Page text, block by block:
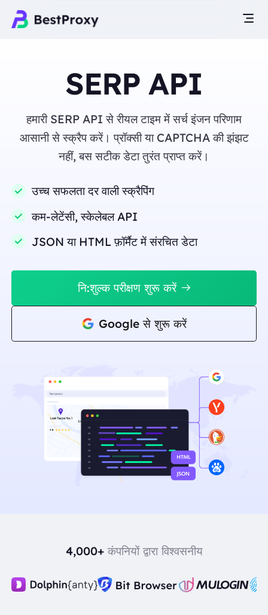
SERP API
हमारी SERP API से रीयल टाइम में सर्च इंजन परिणाम
आसानी से स्क्रैप करें। प्रॉक्सी या CAPTCHA की झंझट
नहीं, बस सटीक डेटा तुरंत प्राप्त करें।
उच्च सफलता दर वाली स्क्रैपिंग
कम-लेटेंसी, स्केलेबल API
JSON या HTML फ़ॉर्मैट में संरचित डेटा
नि:शुल्क परीक्षण शुरू करें
Google से शुरू करें
4,000+कंपनियों द्वारा विश्वसनीय